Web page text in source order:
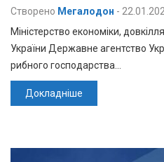
Створено Мегалодон -
Міністерство економіки,
України Державне агентство
рибного господарства…
Докладніше